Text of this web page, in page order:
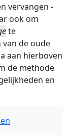
vervangen -
ook om
te
de oude
aan hierboven
de methode
en